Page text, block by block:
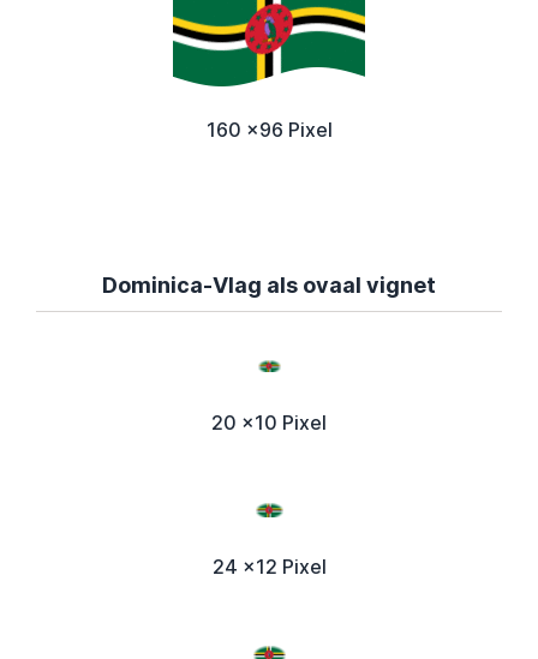
160 x96 Pixel
Dominica-Vlag als ovaal vignet
20 x10 Pixel
24 x12 Pixel